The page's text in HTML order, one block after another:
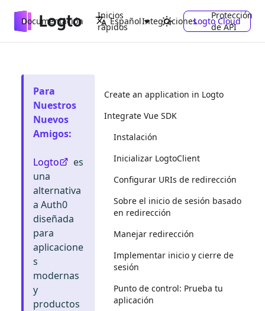
Documentación
Inicios
rápidos
Integraciones
Protección
de API
Español Logto Cloud
Para
Nuestros
Nuevos
Amigos:
Logto
es
una
alternativa
a Auth0
diseñada
para
aplicacione
s
modernas
y
productos
Create an application in Logto
Integrate Vue SDK
Instalación
Inicializar LogtoClient
Configurar URIs de redirección
Sobre el inicio de sesión basado
en redirección
Manejar redirección
Implementar inicio y cierre de
sesión
Punto de control: Prueba tu
aplicación